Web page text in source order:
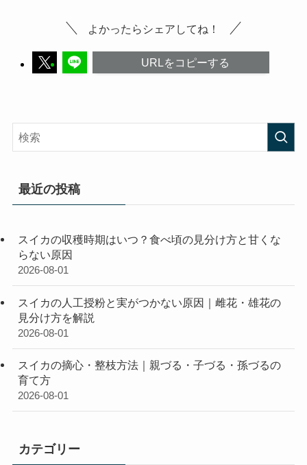
よかったらシェアしてね！
URLをコピーする
最近の投稿
スイカの収穫時期はいつ？食べ頃の見分け方と甘くな
らない原因
2026-08-01
スイカの人工授粉と実がつかない原因｜雌花・雄花の
見分け方を解説
2026-08-01
スイカの摘心・整枝方法｜親づる・子づる・孫づるの
育て方
2026-08-01
カテゴリー